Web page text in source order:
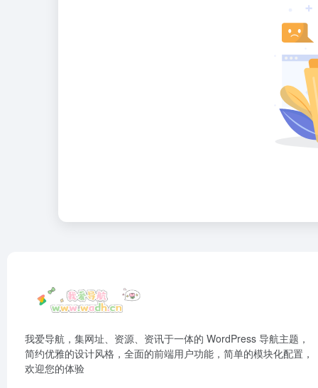
我爱导航，集网址、资源、资讯于一体的 WordPress 导航主题，
简约优雅的设计风格，全面的前端用户功能，简单的模块化配置，
欢迎您的体验